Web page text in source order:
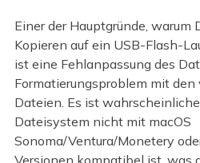
Einer der Hauptgründe, warum
Kopieren auf ein USB-Flash-
ist eine Fehlanpassung des
Formatierungsproblem mit
Dateien. Es ist
Dateisystem nicht mit macOS
Sonoma/Ventura/Monetery
Versionen kompatibel ist, was